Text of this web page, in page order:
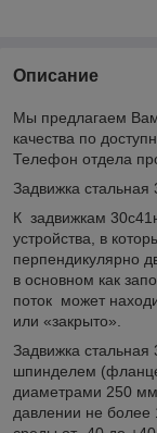
Описание
Мы предлагаем Вам
качества по
Телефон отдела
Задвижка
К задвижкам
устройства, в
перпендикулярно
в основном как
поток может
или «закрыто».
Задвижка
шпинделем
диаметрами 250 мм
давлении не